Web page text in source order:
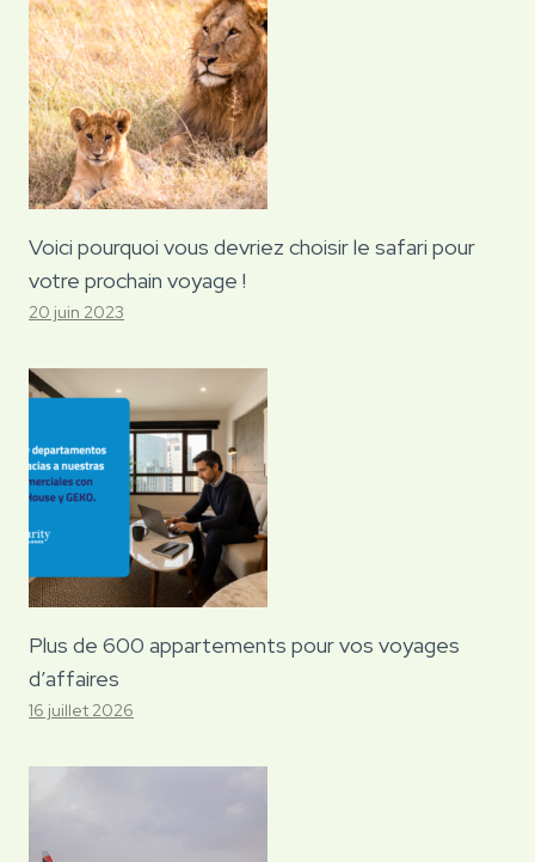
Voici pourquoi vous devriez choisir le safari pour
votre prochain voyage !
20 juin 2023
Plus de 600 appartements pour vos voyages
d’affaires
16 juillet 2026